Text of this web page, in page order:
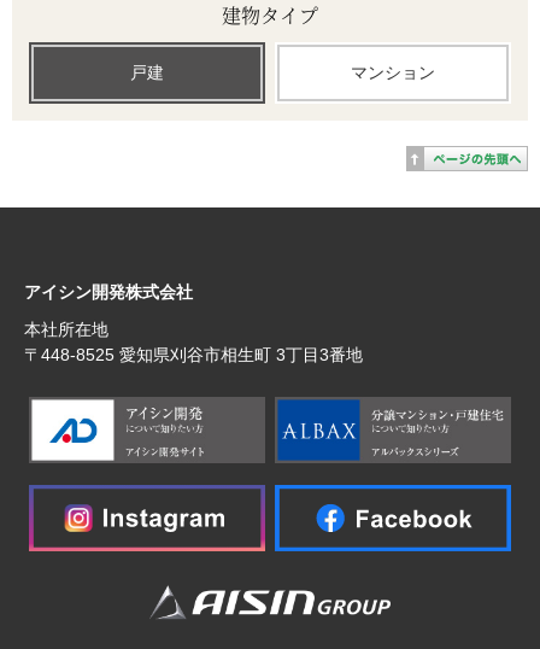
建物タイプ
戸建 マンション
アイシン開発株式会社
本社所在地
〒448‐8525 愛知県刈谷市相生町 3丁目3番地